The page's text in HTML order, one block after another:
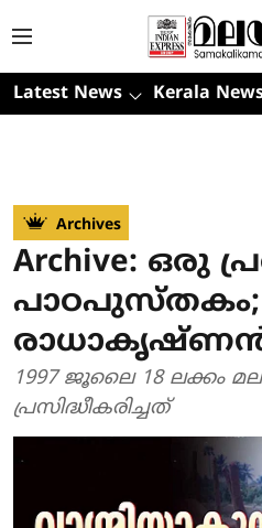
Latest News Kerala
Archives
Archive: ഒരു
പാഠപുസ്തകം;
1997 ജൂലൈ 18 ലക്കം
പ്രസിദ്ധീകരിച്ചത്